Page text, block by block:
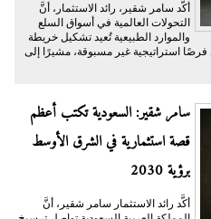
أكَّد سامر شقير، رائد الاستثمار، أنَّ
التحولات العالمية في أسواق السلع
والموارد الطبيعية تُعيد تشكيل خريطة
فرصًا استراتيجية غير مسبوقة، مشيرًا إلى
سامر شقير: السعودية تكتب أعظم
قصة استثمارية في الشرق الأوسط
برؤية 2030
أكَّد رائد الاستثمار سامر شقير، أنَّ